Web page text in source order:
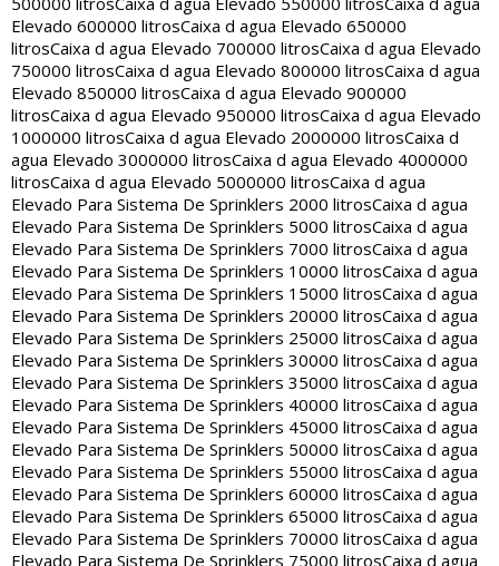
Elevado 600000 litrosCaixa d agua Elevado 650000
litrosCaixa d agua Elevado 700000 litrosCaixa d agua Elevado
750000 litrosCaixa d agua Elevado 800000 litrosCaixa d agua
Elevado 850000 litrosCaixa d agua Elevado 900000
litrosCaixa d agua Elevado 950000 litrosCaixa d agua Elevado
1000000 litrosCaixa d agua Elevado 2000000 litrosCaixa d
agua Elevado 3000000 litrosCaixa d agua Elevado 4000000
litrosCaixa d agua Elevado 5000000 litrosCaixa d agua
Elevado Para Sistema De Sprinklers 2000 litrosCaixa d agua
Elevado Para Sistema De Sprinklers 5000 litrosCaixa d agua
Elevado Para Sistema De Sprinklers 7000 litrosCaixa d agua
Elevado Para Sistema De Sprinklers 10000 litrosCaixa d agua
Elevado Para Sistema De Sprinklers 15000 litrosCaixa d agua
Elevado Para Sistema De Sprinklers 20000 litrosCaixa d agua
Elevado Para Sistema De Sprinklers 25000 litrosCaixa d agua
Elevado Para Sistema De Sprinklers 30000 litrosCaixa d agua
Elevado Para Sistema De Sprinklers 35000 litrosCaixa d agua
Elevado Para Sistema De Sprinklers 40000 litrosCaixa d agua
Elevado Para Sistema De Sprinklers 45000 litrosCaixa d agua
Elevado Para Sistema De Sprinklers 50000 litrosCaixa d agua
Elevado Para Sistema De Sprinklers 55000 litrosCaixa d agua
Elevado Para Sistema De Sprinklers 60000 litrosCaixa d agua
Elevado Para Sistema De Sprinklers 65000 litrosCaixa d agua
Elevado Para Sistema De Sprinklers 70000 litrosCaixa d agua
Elevado Para Sistema De Sprinklers 75000 litrosCaixa d agua